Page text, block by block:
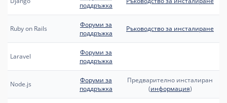
поддръжка
Ruby on Rails
Форуми за
поддръжка
Ръководство за инсталиране
Laravel
Форуми за
поддръжка
Node.js
Форуми за
поддръжка
Предварително инсталиран
(информация)